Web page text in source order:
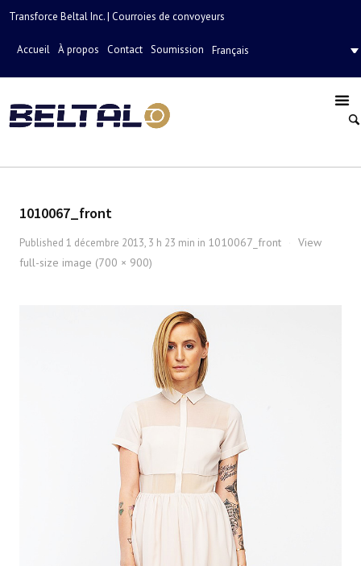
Transforce Beltal Inc. | Courroies de convoyeurs
Accueil À propos Contact Soumission Français
1010067_front
Published 1 décembre 2013, 3 h 23 min in 1010067_front
View
full-size image (700 × 900)